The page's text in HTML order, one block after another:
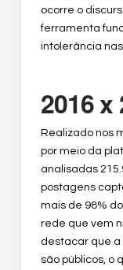
ocorre o
ferramenta
intolerância
2016 x
Realizado nos
por meio da
analisadas
postagens
mais de 98%
rede que vem
destacar que a
são públicos, o